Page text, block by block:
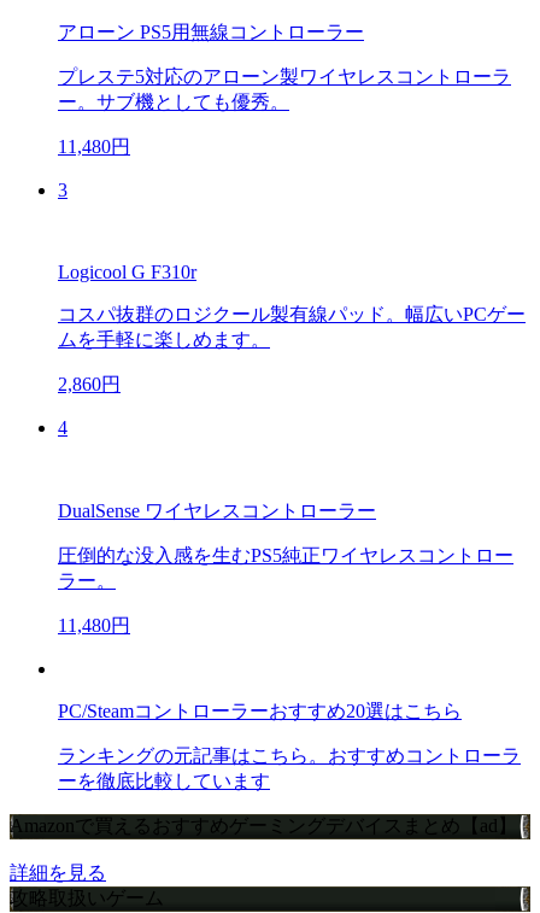
アローン PS5用無線コントローラー
プレステ5対応のアローン製ワイヤレスコントローラ
ー。サブ機としても優秀。
11,480円
3
Logicool G F310r
コスパ抜群のロジクール製有線パッド。幅広いPCゲー
ムを手軽に楽しめます。
2,860円
4
DualSense ワイヤレスコントローラー
圧倒的な没入感を生むPS5純正ワイヤレスコントロー
ラー。
11,480円
PC/Steamコントローラーおすすめ20選はこちら
ランキングの元記事はこちら。おすすめコントローラ
ーを徹底比較しています
Amazonで買えるおすすめゲーミングデバイスまとめ【ad】
詳細を見る
攻略取扱いゲーム